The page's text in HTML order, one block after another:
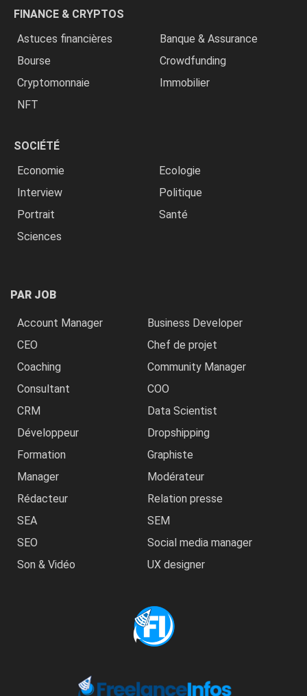
FINANCE & CRYPTOS
Astuces financières
Banque & Assurance
Bourse
Crowdfunding
Cryptomonnaie
Immobilier
NFT
SOCIÉTÉ
Economie
Ecologie
Interview
Politique
Portrait
Santé
Sciences
PAR JOB
Account Manager
Business Developer
CEO
Chef de projet
Coaching
Community Manager
Consultant
COO
CRM
Data Scientist
Développeur
Dropshipping
Formation
Graphiste
Manager
Modérateur
Rédacteur
Relation presse
SEA
SEM
SEO
Social media manager
Son & Vidéo
UX designer